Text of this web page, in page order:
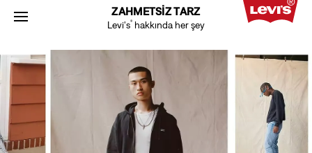
ZAHMETSİZ TARZ
Levi's® hakkında her şey